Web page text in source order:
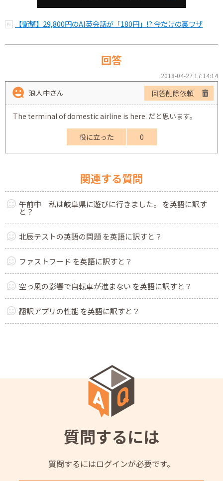
【衝撃】29,800円のAI英会話が「180円」!? 今だけの裏ワザ
回答
2018-04-27 17:14:14
浪人中さん 回答削除依頼
The terminal of domestic airline is here. だと思います。
役に立った 0
関連する質問
午前中 私は岐阜県に遊びに行きました。 を英語に訳す
と？
北辰テストの英語の問題 を英語に訳すと？
ファストフード を英語に訳すと？
空っ風の影響で自転車が進まない を英語に訳すと？
翻訳アプリの性能 を英語に訳すと？
質問するには
質問するにはログインが必要です。